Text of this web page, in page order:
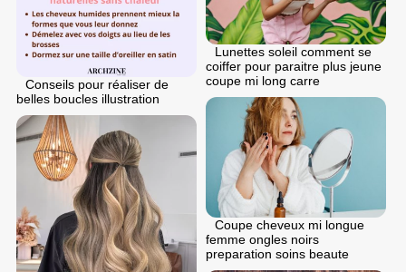
Conseils pour réaliser de
belles boucles illustration
Lunettes soleil comment se
coiffer pour paraitre plus jeune
coupe mi long carre
Coupe cheveux mi longue
femme ongles noirs
preparation soins beaute